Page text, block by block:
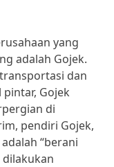
yang
adalah Gojek.
dan
Gojek
di
pendiri Gojek,
“berani